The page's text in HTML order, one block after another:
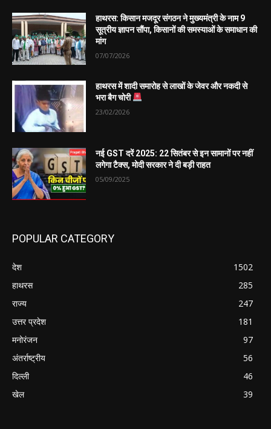
हाथरस: किसान मजदूर संगठन ने मुख्यमंत्री के नाम 9
सूत्रीय ज्ञापन सौंपा, किसानों की समस्याओं के समाधान की
मांग
07/07/2026
हाथरस में शादी समारोह से लाखों के जेवर और नकदी से
भरा बैग चोरी
23/02/2026
नई GST दरें 2025: 22 सितंबर से इन सामानों पर नहीं
लगेगा टैक्स, मोदी सरकार ने दी बड़ी राहत
05/09/2025
POPULAR CATEGORY
देश
1502
हाथरस
285
राज्य
247
उत्तर प्रदेश
181
मनोरंजन
97
अंतर्राष्ट्रीय
56
दिल्ली
46
खेल
39